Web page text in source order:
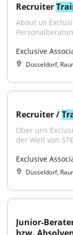
Recruiter
About us
Exclusive
Düsseldorf,
Recruiter /
Über uns
der Welt von
Exclusive
Düsseldorf,
Junior-